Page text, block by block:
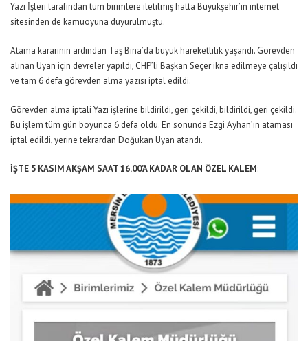
Yazı İşleri tarafından tüm birimlere iletilmiş hatta Büyükşehir’in internet
sitesinden de kamuoyuna duyurulmuştu.
Atama kararının ardından Taş Bina’da büyük hareketlilik yaşandı. Görevden
alınan Uyan için devreler yapıldı, CHP’li Başkan Seçer ikna edilmeye çalışıldı
ve tam 6 defa görevden alma yazısı iptal edildi.
Görevden alma iptali Yazı işlerine bildirildi, geri çekildi, bildirildi, geri çekildi.
Bu işlem tüm gün boyunca 6 defa oldu. En sonunda Ezgi Ayhan’ın ataması
iptal edildi, yerine tekrardan Doğukan Uyan atandı.
İŞTE 5 KASIM AKŞAM SAAT 16.00’A KADAR OLAN ÖZEL KALEM: